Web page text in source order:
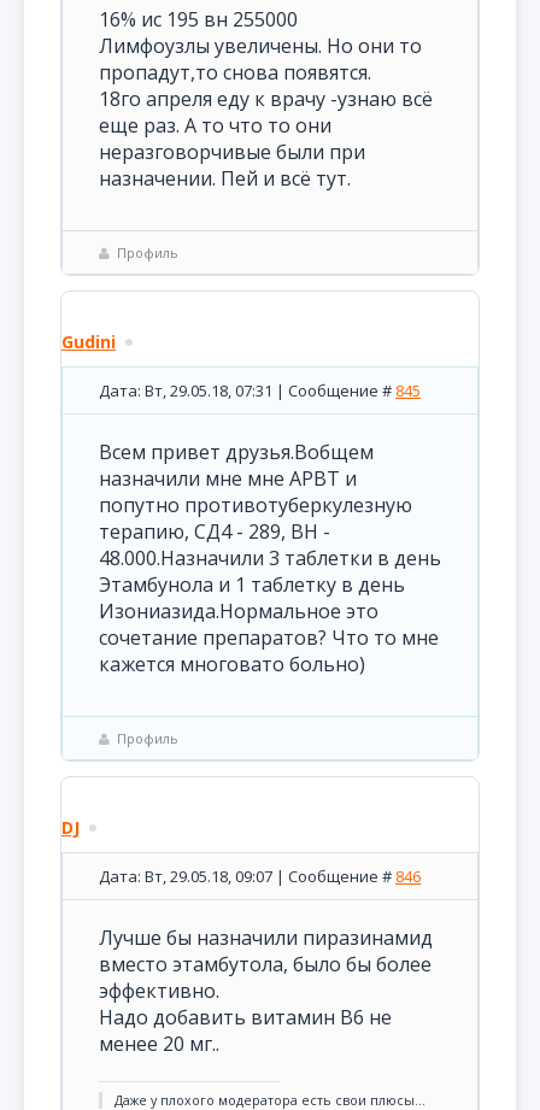
16% ис 195 вн 255000
Лимфоузлы увеличены. Но они то
пропадут,то снова появятся.
18го апреля еду к врачу -узнаю всё
еще раз. А то что то они
неразговорчивые были при
назначении. Пей и всё тут.
Профиль
Gudini
Дата: Вт, 29.05.18, 07:31 | Сообщение # 845
Всем привет друзья.Вобщем
назначили мне мне АРВТ и
попутно противотуберкулезную
терапию, СД4 - 289, ВН -
48.000.Назначили 3 таблетки в день
Этамбунола и 1 таблетку в день
Изониазида.Нормальное это
сочетание препаратов? Что то мне
кажется многовато больно)
Профиль
DJ
Дата: Вт, 29.05.18, 09:07 | Сообщение # 846
Лучше бы назначили пиразинамид
вместо этамбутола, было бы более
эффективно.
Надо добавить витамин В6 не
менее 20 мг..
Даже у плохого модератора есть свои плюсы...